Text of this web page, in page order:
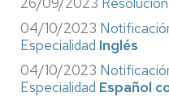
04/10/2023
Especialidad Inglés
04/10/2023
Especialidad Español